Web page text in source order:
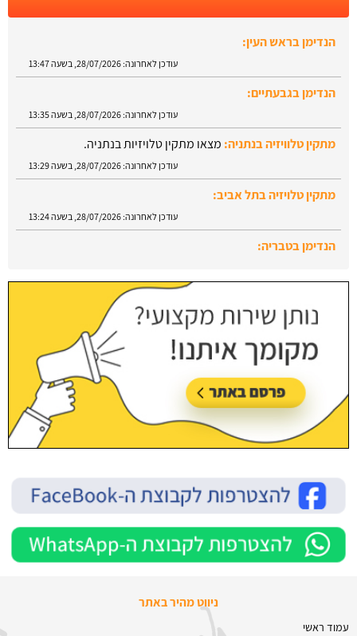
הנדימן בראש העין:
מצאו מתקין טלויזיות בנתניה.
עודכן לאחרונה: 28/07/2026, בשעה 13:29
ניווט מהיר באתר
עמוד ראשי